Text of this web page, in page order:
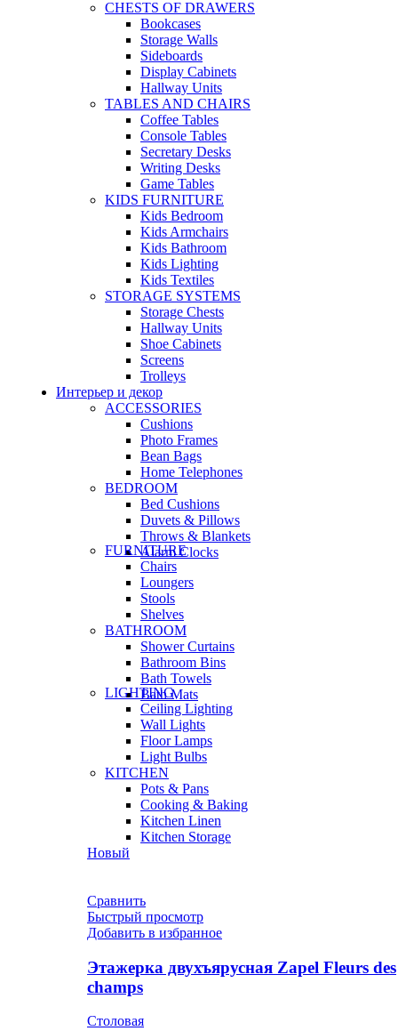
CHESTS OF DRAWERS
Bookcases
Storage Walls
Sideboards
Display Cabinets
Hallway Units
TABLES AND CHAIRS
Coffee Tables
Console Tables
Secretary Desks
Writing Desks
Game Tables
KIDS FURNITURE
Kids Bedroom
Kids Armchairs
Kids Bathroom
Kids Lighting
Kids Textiles
STORAGE SYSTEMS
Storage Chests
Hallway Units
Shoe Cabinets
Screens
Trolleys
Интерьер и декор
ACCESSORIES
Cushions
Photo Frames
Bean Bags
Home Telephones
BEDROOM
Bed Cushions
Duvets & Pillows
Throws & Blankets
Alarm Clocks
FURNITURE
Chairs
Loungers
Stools
Shelves
BATHROOM
Shower Curtains
Bathroom Bins
Bath Towels
Bath Mats
LIGHTING
Ceiling Lighting
Wall Lights
Floor Lamps
Light Bulbs
KITCHEN
Pots & Pans
Cooking & Baking
Kitchen Linen
Kitchen Storage
Новый
Сравнить
Быстрый просмотр
Добавить в избранное
Этажерка двухъярусная Zapel Fleurs des
champs
Столовая